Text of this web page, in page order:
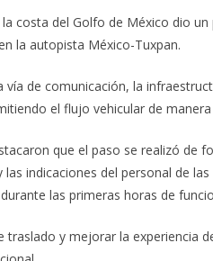
costa del Golfo de México dio
la autopista México-Tuxpan.
de comunicación, la
el flujo vehicular de
que el paso se realizó de
indicaciones del personal de
las primeras horas de
y mejorar la experiencia